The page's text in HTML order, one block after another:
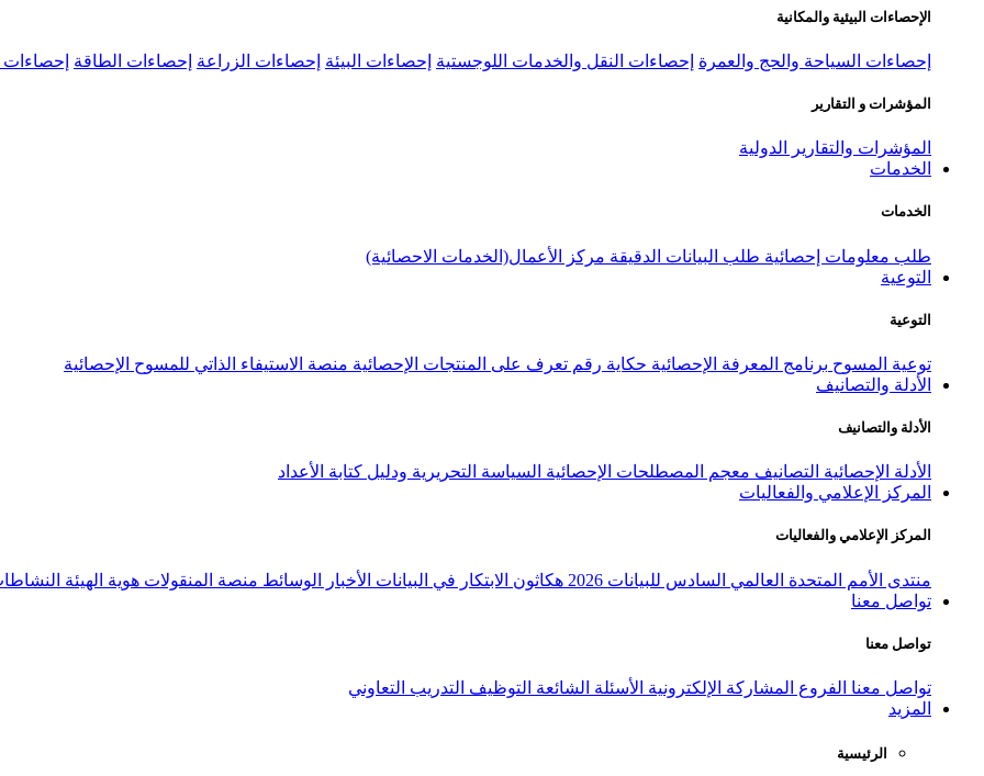
الإحصاءات البيئية والمكانية
إحصاءات السياحة والحج والعمرة إحصاءات النقل والخدمات اللوجستية إحصاءات البيئة إحصاءات الزراعة إحصاءات الطاقة إحصاءات
المؤشرات و التقارير
المؤشرات والتقارير الدولية
الخدمات
الخدمات
طلب معلومات إحصائية طلب البيانات الدقيقة مركز الأعمال(الخدمات الاحصائية)
التوعية
التوعية
توعية المسوح برنامج المعرفة الإحصائية حكاية رقم تعرف على المنتجات الإحصائية منصة الاستيفاء الذاتي للمسوح الإحصائية
الأدلة والتصانيف
الأدلة والتصانيف
الأدلة الإحصائية التصانيف معجم المصطلحات الإحصائية السياسة التحريرية ودليل كتابة الأعداد
المركز الإعلامي والفعاليات
المركز الإعلامي والفعاليات
منتدى الأمم المتحدة العالمي السادس للبيانات 2026 هكاثون الابتكار في البيانات الأخبار الوسائط منصة المنقولات هوية الهيئة
تواصل معنا
تواصل معنا
تواصل معنا الفروع المشاركة الإلكترونية الأسئلة الشائعة التوظيف التدريب التعاوني
المزيد
الرئيسية